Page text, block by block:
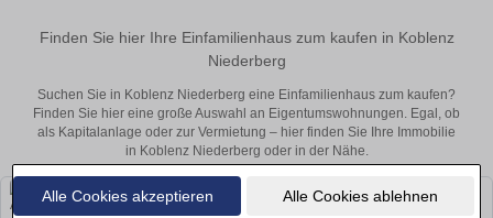
Alle Cookies akzeptieren Alle Cookies ablehnen
Finden Sie hier Ihre Einfamilienhaus zum kaufen in Koblenz
Niederberg
Suchen Sie in Koblenz Niederberg eine Einfamilienhaus zum kaufen?
Finden Sie hier eine große Auswahl an Eigentumswohnungen. Egal, ob
als Kapitalanlage oder zur Vermietung – hier finden Sie Ihre Immobilie
in Koblenz Niederberg oder in der Nähe.